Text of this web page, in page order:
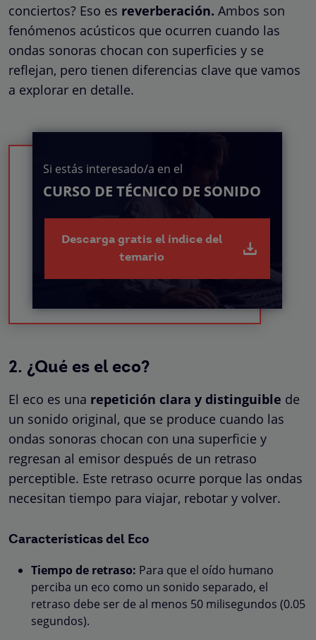
conciertos? Eso es reverberación. Ambos son
fenómenos acústicos que ocurren cuando las
ondas sonoras chocan con superficies y se
reflejan, pero tienen diferencias clave que vamos
a explorar en detalle.
Si estás interesado/a en el
CURSO DE TÉCNICO DE SONIDO
Descarga gratis el índice del
temario
2. ¿Qué es el eco?
El eco es una repetición clara y distinguible de
un sonido original, que se produce cuando las
ondas sonoras chocan con una superficie y
regresan al emisor después de un retraso
perceptible. Este retraso ocurre porque las ondas
necesitan tiempo para viajar, rebotar y volver.
Características del Eco
Tiempo de retraso: Para que el oído humano
perciba un eco como un sonido separado, el
retraso debe ser de al menos 50 milisegundos (0.05
segundos).